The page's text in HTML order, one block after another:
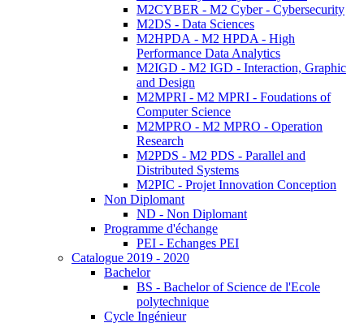
M2CYBER - M2 Cyber - Cybersecurity
M2DS - Data Sciences
M2HPDA - M2 HPDA - High
Performance Data Analytics
M2IGD - M2 IGD - Interaction, Graphic
and Design
M2MPRI - M2 MPRI - Foudations of
Computer Science
M2MPRO - M2 MPRO - Operation
Research
M2PDS - M2 PDS - Parallel and
Distributed Systems
M2PIC - Projet Innovation Conception
Non Diplomant
ND - Non Diplomant
Programme d'échange
PEI - Echanges PEI
Catalogue 2019 - 2020
Bachelor
BS - Bachelor of Science de l'Ecole
polytechnique
Cycle Ingénieur